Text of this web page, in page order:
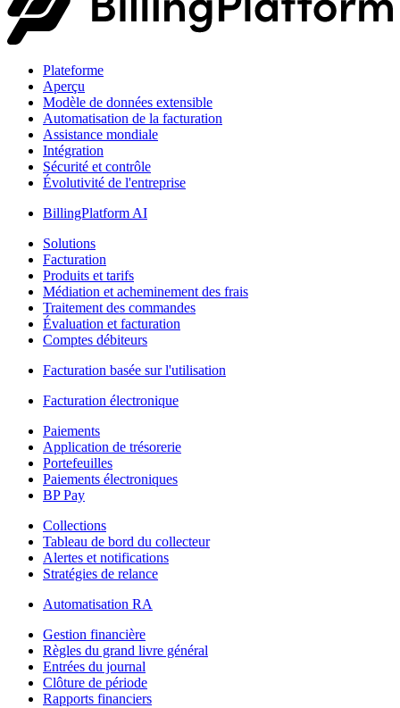
Plateforme
Aperçu
Modèle de données extensible
Automatisation de la facturation
Assistance mondiale
Intégration
Sécurité et contrôle
Évolutivité de l'entreprise
BillingPlatform AI
Solutions
Facturation
Produits et tarifs
Médiation et acheminement des frais
Traitement des commandes
Évaluation et facturation
Comptes débiteurs
Facturation basée sur l'utilisation
Facturation électronique
Paiements
Application de trésorerie
Portefeuilles
Paiements électroniques
BP Pay
Collections
Tableau de bord du collecteur
Alertes et notifications
Stratégies de relance
Automatisation RA
Gestion financière
Règles du grand livre général
Entrées du journal
Clôture de période
Rapports financiers